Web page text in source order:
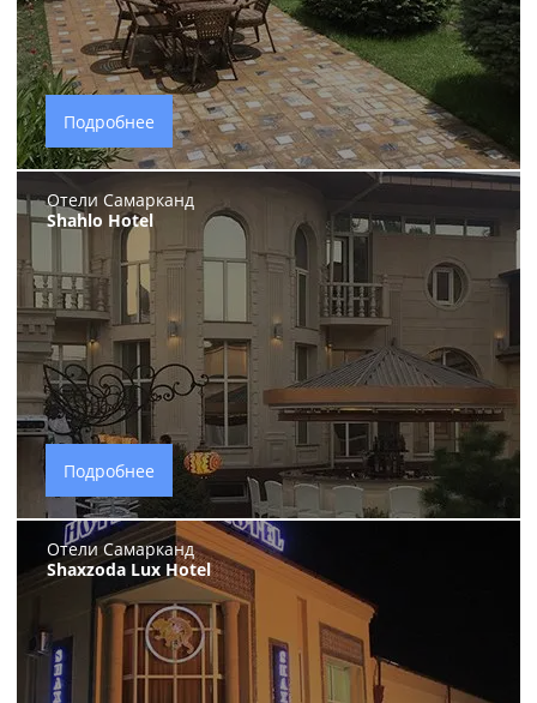
Подробнее
Отели Самарканд
Shahlo Hotel
Подробнее
Отели Самарканд
Shaxzoda Lux Hotel